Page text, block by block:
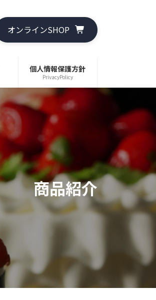
オンラインSHOP
個人情報保護方針
PrivacyPolicy
商品紹介